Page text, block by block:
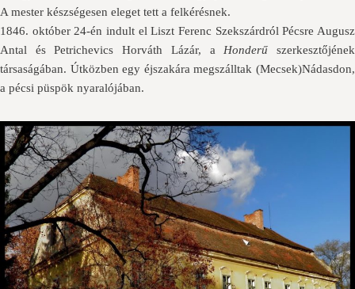
A mester készségesen eleget tett a felkérésnek.
1846. október 24-én indult el Liszt Ferenc Szekszárdról Pécsre Augusz
Antal és Petrichevics Horváth Lázár, a Honderű szerkesztőjének
társaságában. Útközben egy éjszakára megszálltak (Mecsek)Nádasdon,
a pécsi püspök nyaralójában.